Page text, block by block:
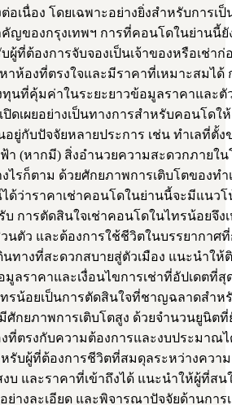
อเนื่อง โดยเฉพาะอย่างยิ่งสำหรับการเ
ญของกรุงเทพฯ การที่คอนโดในย่านนี้
ผู้ที่ต้องการจับจองเป็นเจ้าของหรือเช่า
องที่ตรงใจและมีราคาที่เหมาะสมได้
นที่คุ้มค่าในระยะยาวข้อมูลราคาและตั
ดเผยอย่างเป็นทางการสำหรับคอนโดใ
ยู่กับปัจจัยหลายประการ เช่น ทำเลที่ตั้ง
า (หากมี) สิ่งอำนวยความสะดวกภายใน
รก็ตาม ด้วยศักยภาพการเติบโตของทำ
ด้ว่าราคาเช่าคอนโดในย่านนี้จะมีแนว
การตัดสินใจเช่าคอนโดในไทรน้อยจึง
ตัว และต้องการใช้ชีวิตในบรรยากาศที่
ทางที่สะดวกสบายสู่ตัวเมือง แนะนำให้
ลราคาและเงื่อนไขการเช่าที่อัปเดตที่สุ
รน้อยเป็นการตัดสินใจที่ชาญฉลาดสำห
ศักยภาพการเติบโตสูง ด้วยจำนวนยูนิต
ที่ตรงกับความต้องการและงบประมาณ
รับผู้ที่ต้องการชีวิตที่สมดุลระหว่างควา
บ และราคาที่เข้าถึงได้ แนะนำให้ผู้ที่สน
างละเอียด และพิจารณาปัจจัยด้านการ